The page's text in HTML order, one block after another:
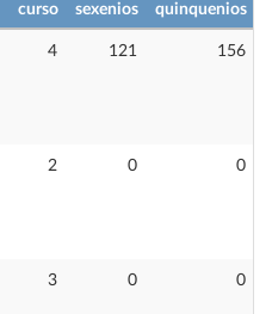
curso
sexenios
quinquenios
4 121 156
2 0 0
3 0 0